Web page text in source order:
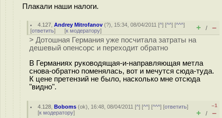
Плакали наши налоги.
4.127 ,Andrey Mitrofanov (?), 15:34, 08/04/2011 [^] [^^] [^^^]
[ответить] [к модератору] + / –
> Дотошная Германия уже посчитала затраты на
дешевый опенсорс и переходит обратно
В Германиях руководящая-и-направляющая метла
снова-обратно поменялась, вот и мечутся сюда-туда.
К цене претензий не было, насколько мне отсюда
"видно".
4.128 ,Boboms (ok), 16:48, 08/04/2011 [^] [^^] [^^^] [ответить]
[к модератору]
–1
+ / –